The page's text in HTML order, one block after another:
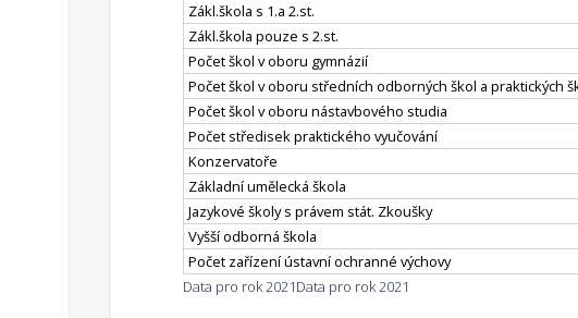
Zákl.škola s 1.a 2.st.
Zákl.škola pouze s 2.st.
Počet škol v oboru gymnázií
Počet škol v oboru středních odborných škol a praktických
Počet škol v oboru nástavbového studia
Počet středisek praktického vyučování
Konzervatoře
Základní umělecká škola
Jazykové školy s právem stát. Zkoušky
Vyšší odborná škola
Počet zařízení ústavní ochranné výchovy
Data pro rok 2021Data pro rok 2021